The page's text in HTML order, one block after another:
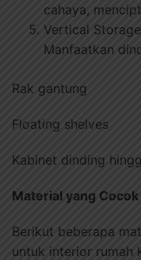
cahaya,
Vertical
Manfaatkan
Rak gantung
Floating shelves
Kabinet dinding
Material yang
Berikut beberapa
untuk interior rumah